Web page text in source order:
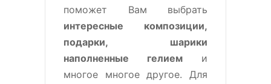
поможет Вам выбрать
интересные композиции,
подарки, шарики
наполненные гелием и
многое многое другое. Для